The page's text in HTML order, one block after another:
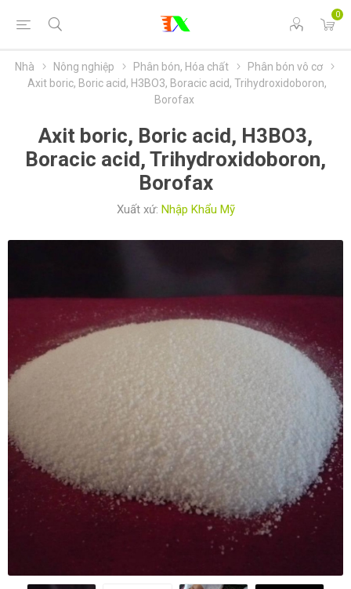
0
Nhà Nông nghiệp Phân bón, Hóa chất
Phân bón vô cơ
Axit boric, Boric acid, H3BO3, Boracic acid, Trihydroxidoboron,
Borofax
Axit boric, Boric acid, H3BO3,
Boracic acid, Trihydroxidoboron,
Borofax
Xuất xứ: Nhập Khẩu Mỹ